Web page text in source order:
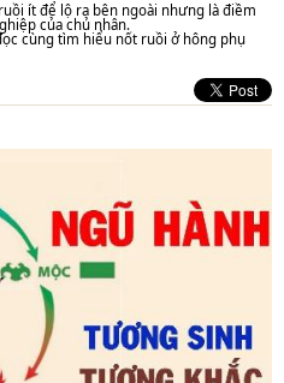
ít để lộ ra bên ngoài nhưng là điềm
của chủ nhân.
cùng tìm hiểu nốt ruồi ở hông phụ